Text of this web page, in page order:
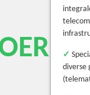
✓
diverse